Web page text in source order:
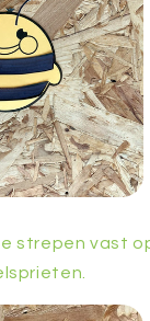
strepen vast